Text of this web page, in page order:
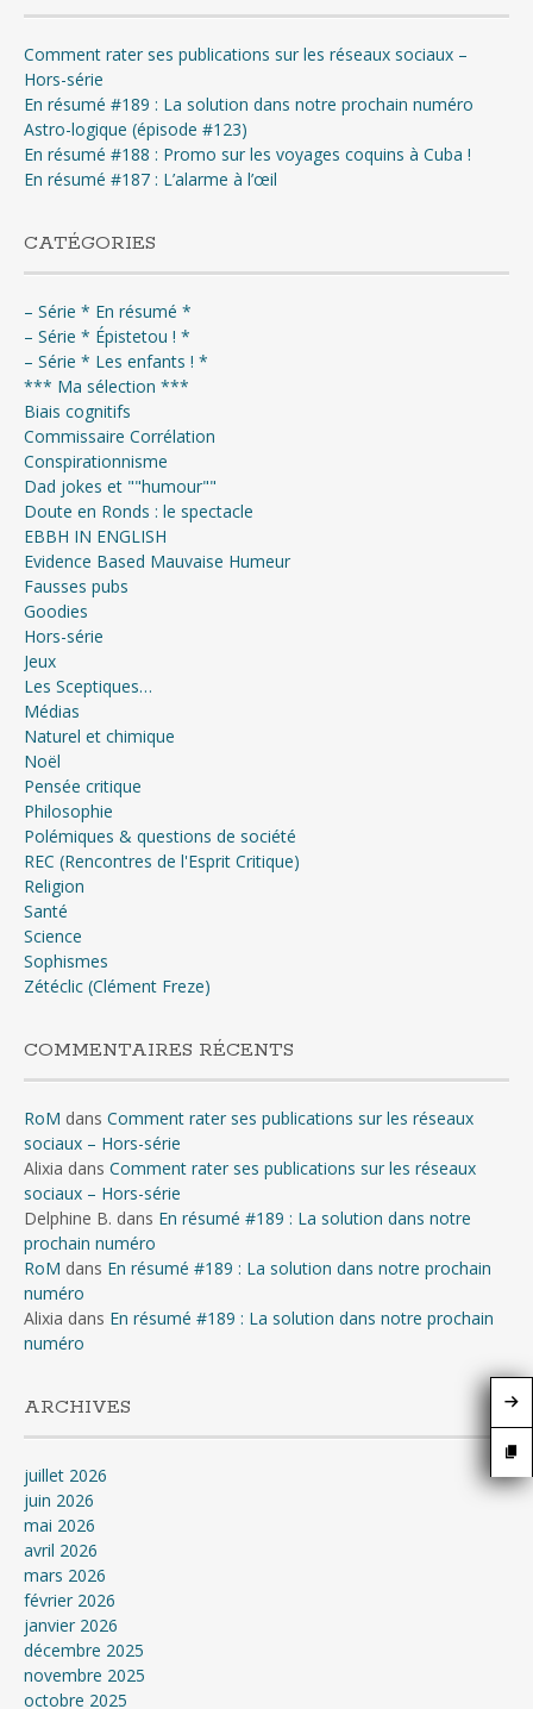
Comment rater ses publications sur les réseaux sociaux –
Hors-série
En résumé #189 : La solution dans notre prochain numéro
Astro-logique (épisode #123)
En résumé #188 : Promo sur les voyages coquins à Cuba !
En résumé #187 : L’alarme à l’œil
CATÉGORIES
– Série * En résumé *
– Série * Épistetou ! *
– Série * Les enfants ! *
*** Ma sélection ***
Biais cognitifs
Commissaire Corrélation
Conspirationnisme
Dad jokes et ""humour""
Doute en Ronds : le spectacle
EBBH IN ENGLISH
Evidence Based Mauvaise Humeur
Fausses pubs
Goodies
Hors-série
Jeux
Les Sceptiques…
Médias
Naturel et chimique
Noël
Pensée critique
Philosophie
Polémiques & questions de société
REC (Rencontres de l'Esprit Critique)
Religion
Santé
Science
Sophismes
Zétéclic (Clément Freze)
COMMENTAIRES RÉCENTS
RoM dans Comment rater ses publications sur les réseaux
sociaux – Hors-série
Alixia dans Comment rater ses publications sur les réseaux
sociaux – Hors-série
Delphine B. dans En résumé #189 : La solution dans notre
prochain numéro
RoM dans En résumé #189 : La solution dans notre prochain
numéro
Alixia dans En résumé #189 : La solution dans notre prochain
numéro
ARCHIVES
juillet 2026
juin 2026
mai 2026
avril 2026
mars 2026
février 2026
janvier 2026
décembre 2025
novembre 2025
octobre 2025